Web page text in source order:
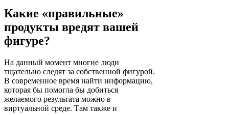
Какие «правильные»
продукты вредят вашей
фигуре?
На данный момент многие люди
тщательно следят за собственной фигурой.
В современное время найти информацию,
которая бы помогла бы добиться
желаемого результата можно в
виртуальной среде. Там также и